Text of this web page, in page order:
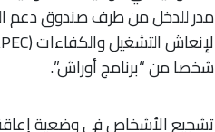
مدر للدخل من طرف صندوق دعم
شخصا من “برنامج أوراش”.
تشجيع الأشخاص في وضعية